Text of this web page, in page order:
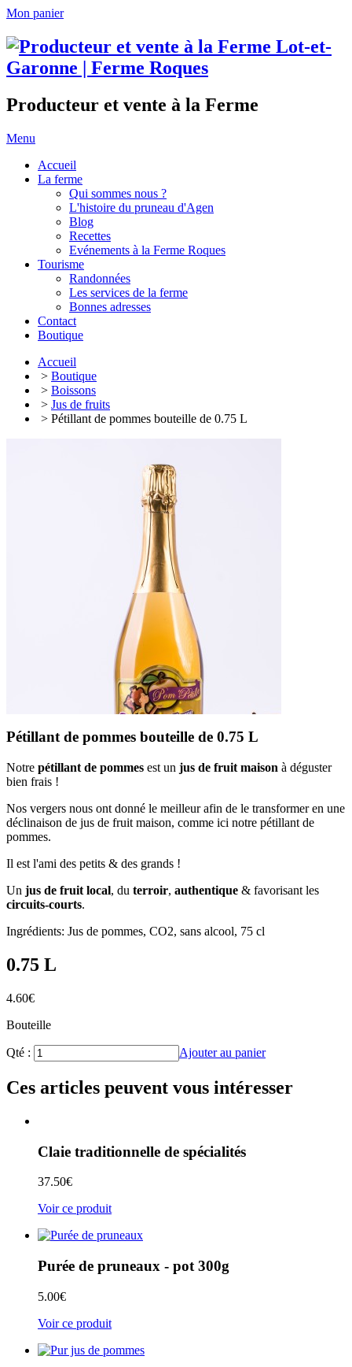
Mon panier
Producteur et vente à la Ferme
Menu
Accueil
La ferme
Qui sommes nous ?
L'histoire du pruneau d'Agen
Blog
Recettes
Evénements à la Ferme Roques
Tourisme
Randonnées
Les services de la ferme
Bonnes adresses
Contact
Boutique
Accueil
> Boutique
> Boissons
> Jus de fruits
> Pétillant de pommes bouteille de 0.75 L
Pétillant de pommes bouteille de 0.75 L
Notre pétillant de pommes est un jus de fruit maison à déguster
bien frais !
Nos vergers nous ont donné le meilleur afin de le transformer en une
déclinaison de jus de fruit maison, comme ici notre pétillant de
pommes.
Il est l'ami des petits & des grands !
Un jus de fruit local, du terroir, authentique & favorisant les
circuits-courts.
Ingrédients: Jus de pommes, CO2, sans alcool, 75 cl
0.75 L
4.60€
Bouteille
Qté : Ajouter au panier
Ces articles peuvent vous intéresser
Claie traditionnelle de spécialités
37.50€
Voir ce produit
Purée de pruneaux - pot 300g
5.00€
Voir ce produit